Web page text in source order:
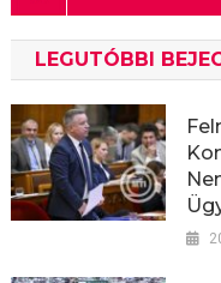
LEGUTÓBBI